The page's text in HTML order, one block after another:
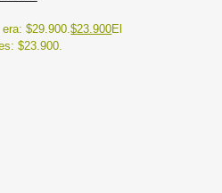
$29.900.$23.900El
$23.900.